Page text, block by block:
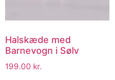
Halskæde med
Barnevogn i Sølv
199.00 kr.